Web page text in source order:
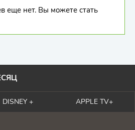
еще нет. Вы можете стать
DISNEY + APPLE TV+